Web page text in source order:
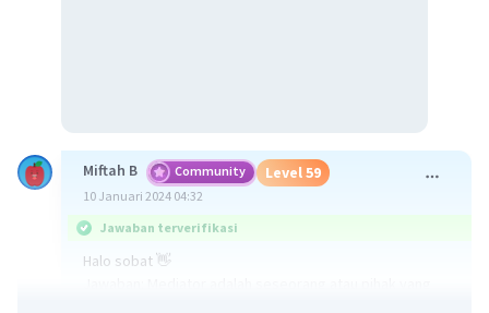
Miftah B Community Level 59
10 Januari 2024 04:32
Jawaban terverifikasi
Halo sobat 👋